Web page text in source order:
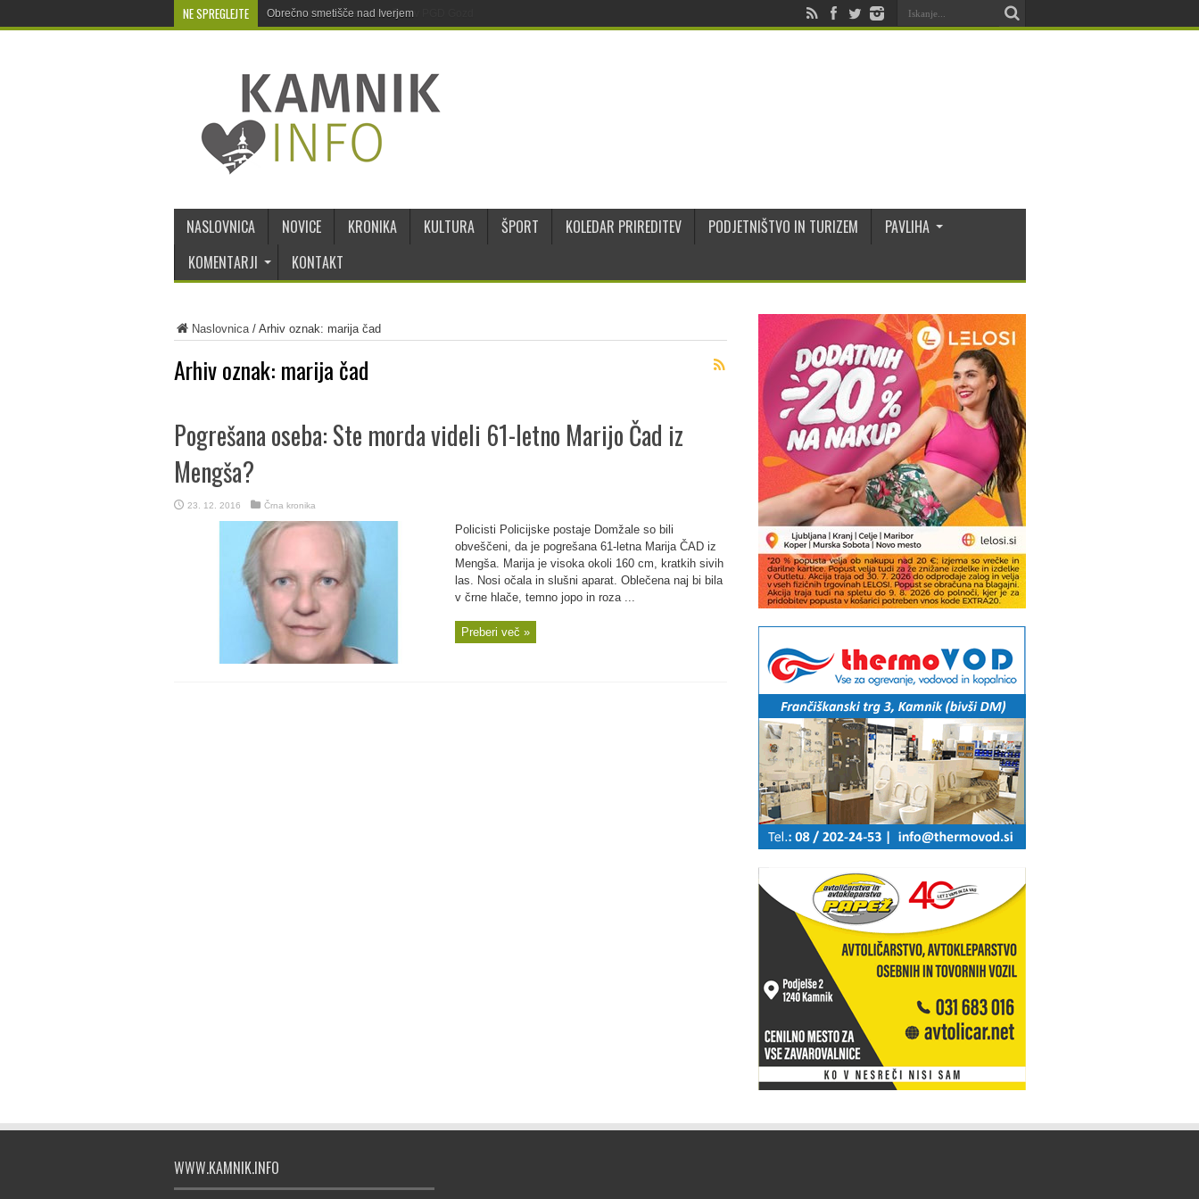
NE SPREGLEJTE Obrečno smetišče nad Iverjem
NASLOVNICA NOVICE KRONIKA KULTURA ŠPORT KOLEDAR PRIREDITEV PODJETNIŠTVO IN TURIZEM
PAVLIHA
KOMENTARJI
KONTAKT
Naslovnica/ Arhiv oznak: marija čad
Arhiv oznak: marija čad
Pogrešana oseba: Ste morda videli 61-letno Marijo Čad iz
Mengša?
23. 12. 2016 Črna kronika
Policisti Policijske postaje Domžale so bili
obveščeni, da je pogrešana 61-letna Marija ČAD iz
Mengša. Marija je visoka okoli 160 cm, kratkih sivih
las. Nosi očala in slušni aparat. Oblečena naj bi bila
v črne hlače, temno jopo in roza ...
Preberi več »
WWW.KAMNIK.INFO